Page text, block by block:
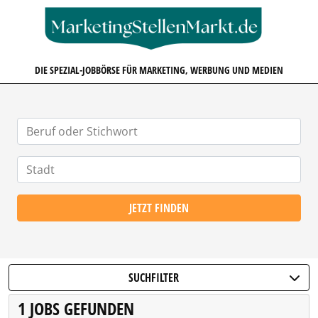
DIE SPEZIAL-JOBBÖRSE FÜR MARKETING, WERBUNG UND MEDIEN
JETZT FINDEN
SUCHFILTER
1 JOBS GEFUNDEN